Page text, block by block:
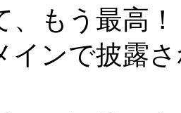
、もう最高
インで披露